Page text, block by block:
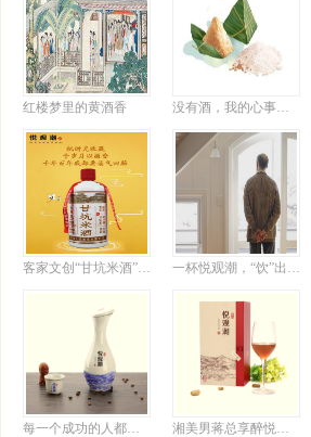
红楼梦里的黄酒香 没有酒，我的心事比粽子难消化
客家文创“甘坑米酒”上新，或成行业标杆 一杯悦观潮，“饮”出半世情
每一个成功的人都有自己的悦观潮情怀 湘美男蒋总享醉悦观潮诗意大发